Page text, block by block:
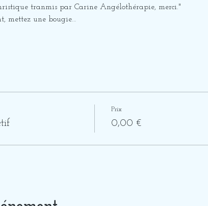
tranmis par Carine Angélothérapie, merci."
mettez une bougie…
Prix
0,00 €